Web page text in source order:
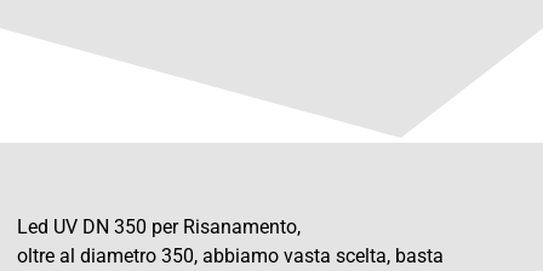
Led UV DN 350 per Risanamento,
oltre al diametro 350, abbiamo vasta scelta, basta